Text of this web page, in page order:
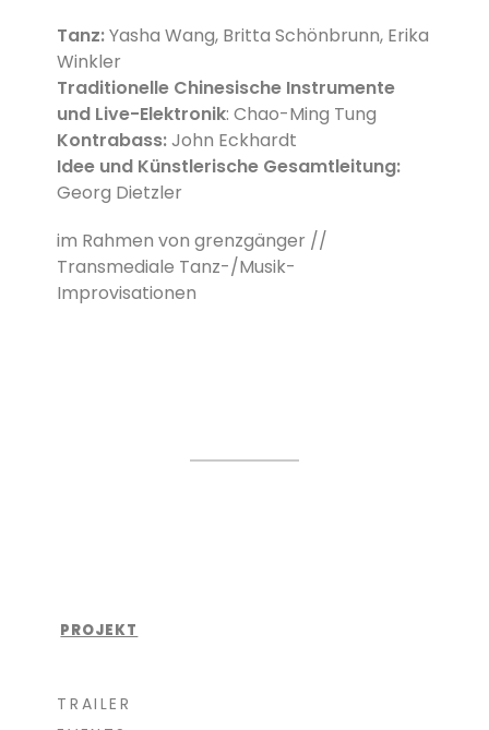
Tanz:Yasha Wang, Britta Schönbrunn, Erika
Winkler
Traditionelle Chinesische Instrumente
und Live-Elektronik: Chao-Ming Tung
Kontrabass:John Eckhardt
Idee und Künstlerische Gesamtleitung:
Georg Dietzler
im Rahmen von grenzgänger //
Transmediale Tanz-/Musik-
Improvisationen
PROJEKT
TRAILER